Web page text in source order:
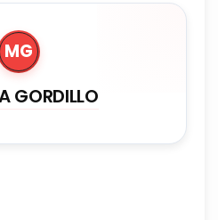
MG
GORDILLO